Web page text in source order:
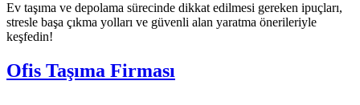
Ev taşıma ve depolama sürecinde dikkat edilmesi gereken ipuçları,
stresle başa çıkma yolları ve güvenli alan yaratma önerileriyle
keşfedin!
Ofis Taşıma Firması